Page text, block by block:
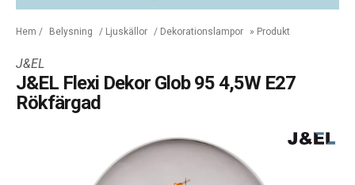
Hem / Belysning / Ljuskällor / Dekorationslampor » Produkt
J&EL
J&EL Flexi Dekor Glob 95 4,5W E27
Rökfärgad